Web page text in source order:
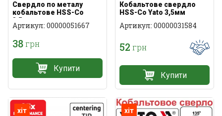
Свердло по металу
кобальтове HSS-Co
3,5мм
Артикул: 00000051667
38грн
Купити
Кобальтове свердло
HSS-Co Yato 3,5мм
Артикул: 00000031584
52 грн
Купити
хіт хіт